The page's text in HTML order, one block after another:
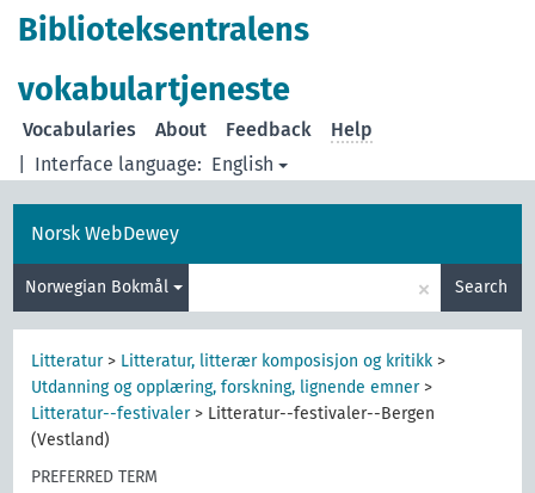
Biblioteksentralens
vokabulartjeneste
Interface language: English
Vocabularies About Feedback Help
Norsk WebDewey
Norwegian Bokmål × Search
Litteratur> Litteratur, litterær komposisjon og kritikk >
Utdanning og opplæring, forskning, lignende emner>
Litteratur--festivaler> Litteratur--festivaler--Bergen
(Vestland)
PREFERRED TERM